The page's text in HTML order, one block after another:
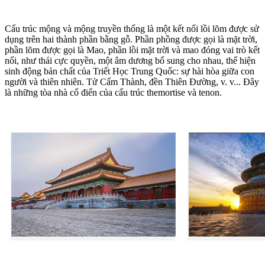
Cấu trúc mộng và mộng truyền thống là một kết nối lồi lõm được sử
dụng trên hai thành phần bằng gỗ. Phần phồng được gọi là mặt trời,
phần lõm được gọi là Mao, phần lồi mặt trời và mao đóng vai trò kết
nối, như thái cực quyền, một âm dương bổ sung cho nhau, thể hiện
sinh động bản chất của Triết Học Trung Quốc: sự hài hòa giữa con
người và thiên nhiên. Tử Cấm Thành, đền Thiên Đường, v. v... Đây
là những tòa nhà cổ điển của cấu trúc themortise và tenon.